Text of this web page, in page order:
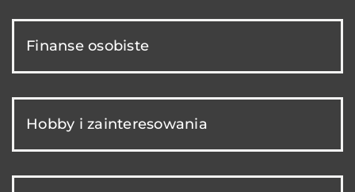
Finanse osobiste
Hobby i zainteresowania